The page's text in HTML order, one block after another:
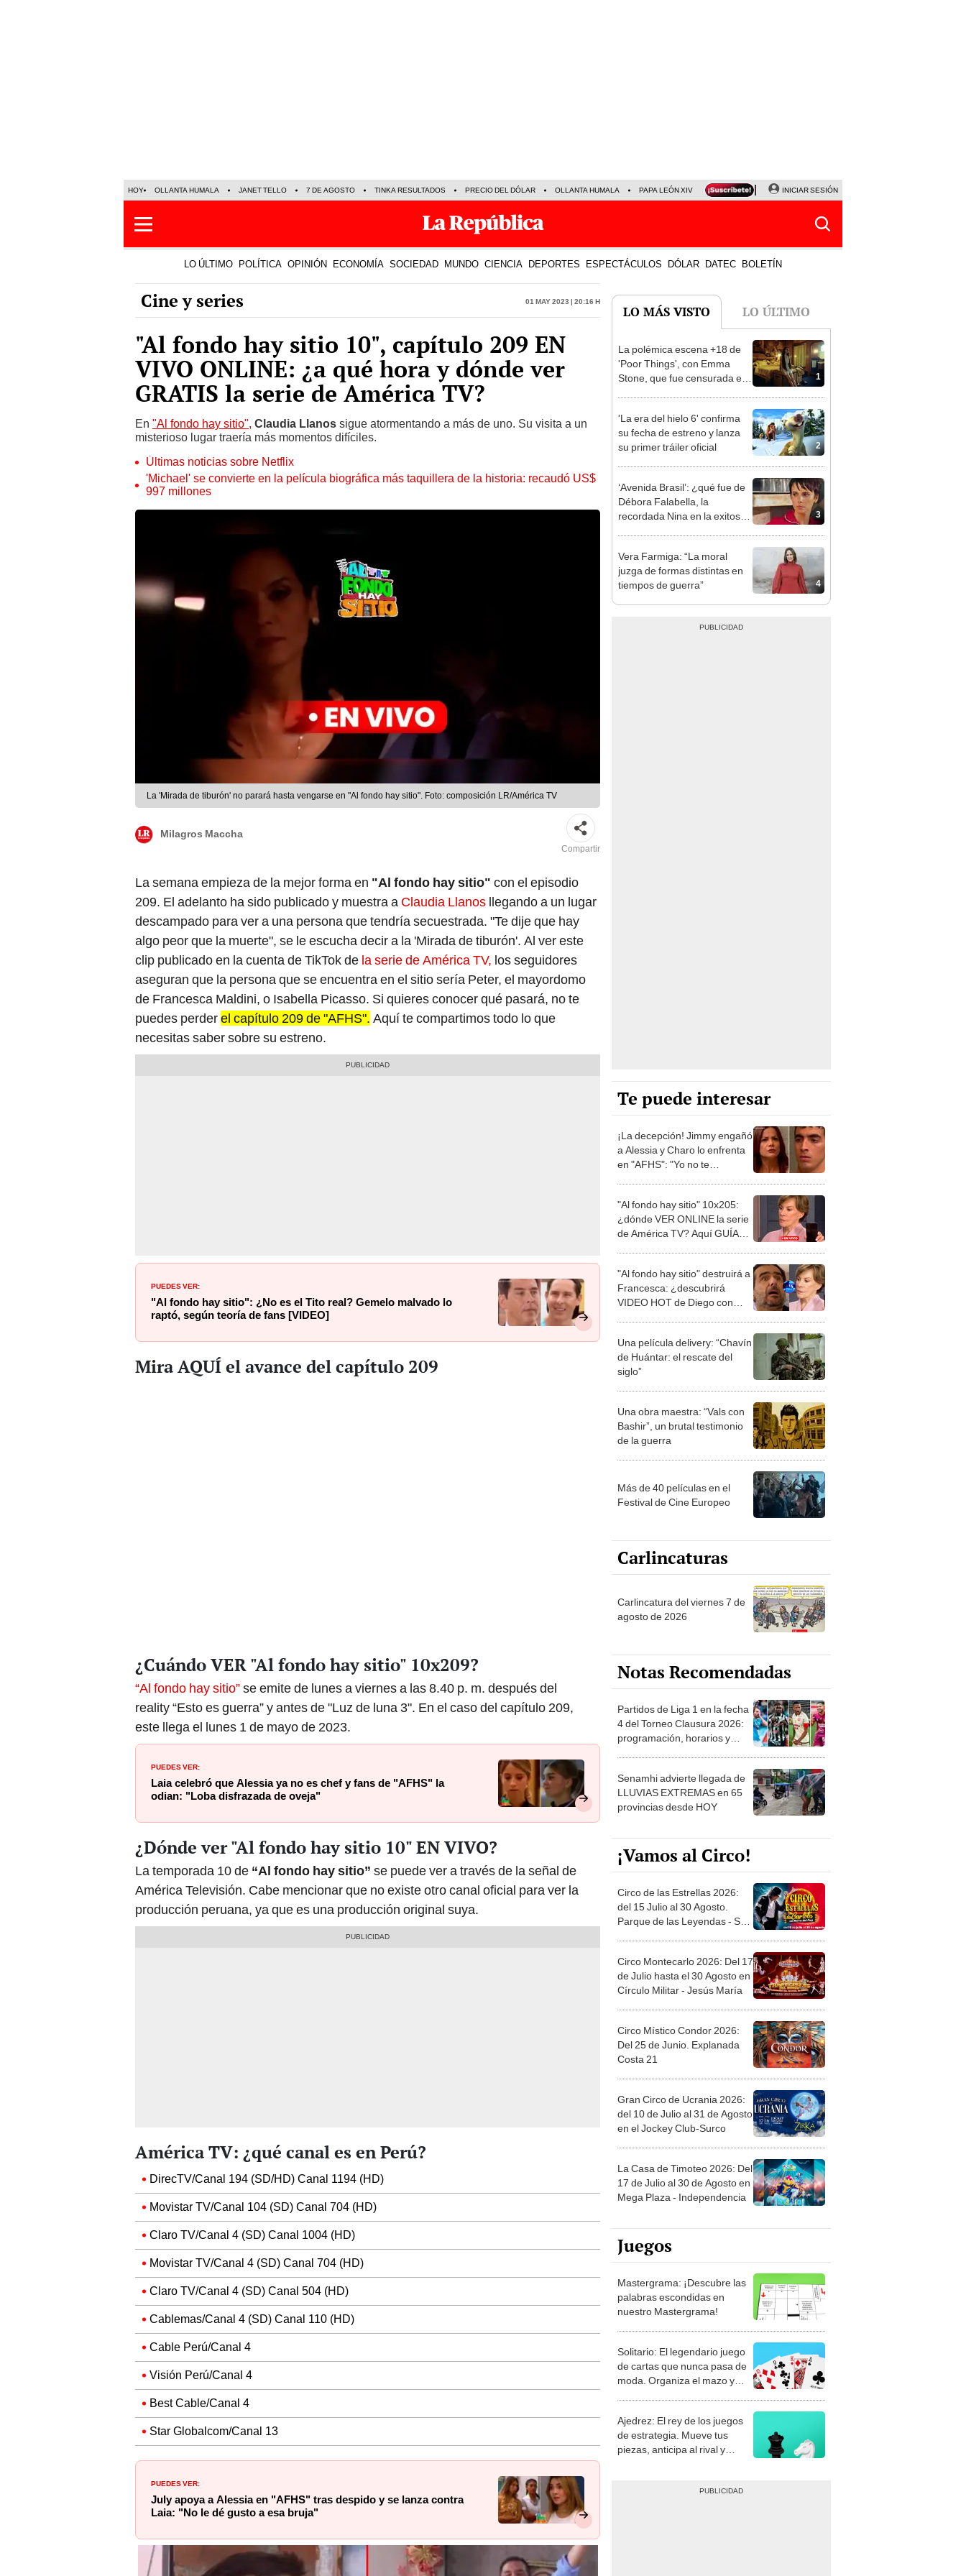
HOY OLLANTA HUMALA JANET TELLO 7 DE AGOSTO TINKA RESULTADOS PRECIO DEL DÓLAR OLLANTA HUMALA PAPA LEÓN XIV NALDY SALDAÑA LA BELLA LUZ
INICIAR SESIÓN
LO ÚLTIMO POLÍTICA OPINIÓN ECONOMÍA SOCIEDAD MUNDO CIENCIA DEPORTES ESPECTÁCULOS DÓLAR DATEC BOLETÍN
Cine y series 01 May 2023 | 20:16 h
"Al fondo hay sitio 10", capítulo 209 EN
VIVO ONLINE: ¿a qué hora y dónde ver
GRATIS la serie de América TV?
En "Al fondo hay sitio", Claudia Llanos sigue atormentando a más de uno. Su visita a un
misterioso lugar traería más momentos difíciles.
Últimas noticias sobre Netflix
'Michael' se convierte en la película biográfica más taquillera de la historia: recaudó US$
997 millones
La 'Mirada de tiburón' no parará hasta vengarse en "Al fondo hay sitio". Foto: composición LR/América TV
Milagros Maccha
Compartir
La semana empieza de la mejor forma en "Al fondo hay sitio" con el episodio
209. El adelanto ha sido publicado y muestra a Claudia Llanos llegando a un lugar
descampado para ver a una persona que tendría secuestrada. "Te dije que hay
algo peor que la muerte", se le escucha decir a la 'Mirada de tiburón'. Al ver este
clip publicado en la cuenta de TikTok de la serie de América TV, los seguidores
aseguran que la persona que se encuentra en el sitio sería Peter, el mayordomo
de Francesca Maldini, o Isabella Picasso. Si quieres conocer qué pasará, no te
puedes perderel capítulo 209 de "AFHS". Aquí te compartimos todo lo que
necesitas saber sobre su estreno.
PUEDES VER:
"Al fondo hay sitio": ¿No es el Tito real? Gemelo malvado lo
raptó, según teoría de fans [VIDEO]
Mira AQUÍ el avance del capítulo 209
¿Cuándo VER "Al fondo hay sitio" 10x209?
“Al fondo hay sitio”se emite de lunes a viernes a las 8.40 p. m. después del
reality “Esto es guerra” y antes de "Luz de luna 3". En el caso del capítulo 209,
este llega el lunes 1 de mayo de 2023.
PUEDES VER:
Laia celebró que Alessia ya no es chef y fans de "AFHS" la
odian: "Loba disfrazada de oveja"
¿Dónde ver "Al fondo hay sitio 10" EN VIVO?
La temporada 10 de “Al fondo hay sitio” se puede ver a través de la señal de
América Televisión. Cabe mencionar que no existe otro canal oficial para ver la
producción peruana, ya que es una producción original suya.
América TV: ¿qué canal es en Perú?
DirecTV/Canal 194 (SD/HD) Canal 1194 (HD)
Movistar TV/Canal 104 (SD) Canal 704 (HD)
Claro TV/Canal 4 (SD) Canal 1004 (HD)
Movistar TV/Canal 4 (SD) Canal 704 (HD)
Claro TV/Canal 4 (SD) Canal 504 (HD)
Cablemas/Canal 4 (SD) Canal 110 (HD)
Cable Perú/Canal 4
Visión Perú/Canal 4
Best Cable/Canal 4
Star Globalcom/Canal 13
PUEDES VER:
July apoya a Alessia en "AFHS" tras despido y se lanza contra
Laia: "No le dé gusto a esa bruja"
LO MÁS VISTO LO ÚLTIMO
1
La polémica escena +18 de
'Poor Things', con Emma
Stone, que fue censurada en
2
'La era del hielo 6' confirma
su fecha de estreno y lanza
su primer tráiler oficial
3
‘Avenida Brasil’: ¿qué fue de
Débora Falabella, la
recordada Nina en la exitosa
4
Vera Farmiga: “La moral
juzga de formas distintas en
tiempos de guerra”
Te puede interesar
¡La decepción! Jimmy engañó
a Alessia y Charo lo enfrenta
en "AFHS": "Yo no te
"Al fondo hay sitio" 10x205:
¿dónde VER ONLINE la serie
de América TV? Aquí GUÍA
"Al fondo hay sitio" destruirá a
Francesca: ¿descubrirá
VIDEO HOT de Diego con
Una película delivery: “Chavín
de Huántar: el rescate del
siglo”
Una obra maestra: “Vals con
Bashir”, un brutal testimonio
de la guerra
Más de 40 películas en el
Festival de Cine Europeo
Carlincaturas
Carlincatura del viernes 7 de
agosto de 2026
Notas Recomendadas
Partidos de Liga 1 en la fecha
4 del Torneo Clausura 2026:
programación, horarios y
Senamhi advierte llegada de
LLUVIAS EXTREMAS en 65
provincias desde HOY
¡Vamos al Circo!
Circo de las Estrellas 2026:
del 15 Julio al 30 Agosto.
Parque de las Leyendas - San
Circo Montecarlo 2026: Del 17
de Julio hasta el 30 Agosto en
Círculo Militar - Jesús María
Circo Místico Condor 2026:
Del 25 de Junio. Explanada
Costa 21
Gran Circo de Ucrania 2026:
del 10 de Julio al 31 de Agosto
en el Jockey Club-Surco
La Casa de Timoteo 2026: Del
17 de Julio al 30 de Agosto en
Mega Plaza - Independencia
Juegos
Mastergrama: ¡Descubre las
palabras escondidas en
nuestro Mastergrama!
Solitario: El legendario juego
de cartas que nunca pasa de
moda. Organiza el mazo y
Ajedrez: El rey de los juegos
de estrategia. Mueve tus
piezas, anticipa al rival y